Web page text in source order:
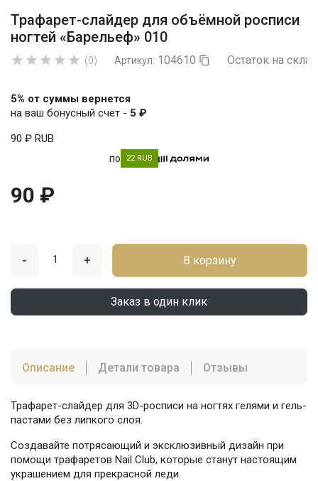
Трафарет-слайдер для объёмной росписи
ногтей «Барельеф» 010
     (0) Артикул: 104610  Остаток на
5% от суммы вернется
на ваш бонусный счет - 5 ₽
90 ₽ RUB
по 22 RUB
90 ₽
- + В корзину
Заказ в один клик
Описание Детали товара Отзывы
Трафарет-слайдер для 3D-росписи на ногтях гелями и гель-
пастами без липкого слоя.
Создавайте потрясающий и эксклюзивный дизайн при
помощи трафаретов Nail Club, которые станут настоящим
украшением для прекрасной леди.